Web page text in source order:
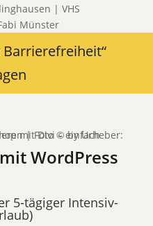
| VHS
Münster
WordPress
5-tägiger Intensiv-